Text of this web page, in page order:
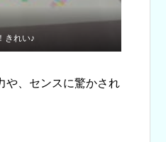
きれい♪
や、センスに驚かされ